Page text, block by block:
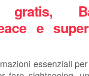
gratis,
e
essenziali